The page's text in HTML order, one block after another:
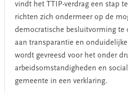
vindt het TTIP-verdrag een stap
richten zich ondermeer op de
democratische besluitvorming te
aan transparantie en
wordt gevreesd voor het onder
arbeidsomstandigheden en
gemeente in een verklaring.